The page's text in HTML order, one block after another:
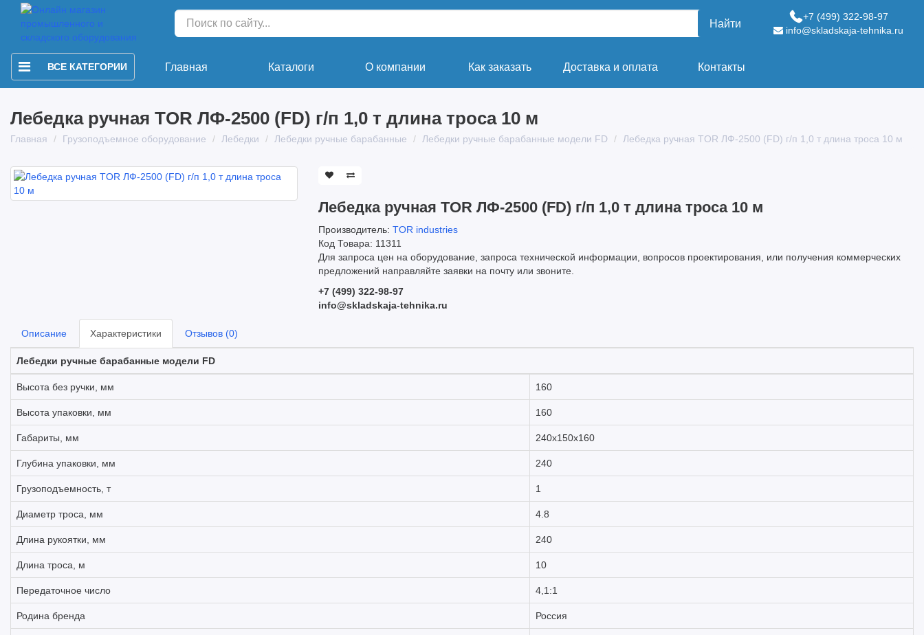
Найти
+7 (499) 322-98-97
info@skladskaja-tehnika.ru
ВСЕ КАТЕГОРИИ Главная Каталоги О компании Как заказать Доставка и оплата Контакты
Лебедка ручная TOR ЛФ-2500 (FD) г/п 1,0 т длина троса 10 м
Главная Грузоподъемное оборудование Лебедки Лебедки ручные барабанные Лебедки ручные барабанные модели FD Лебедка ручная TOR ЛФ-2500 (FD) г/п 1,0 т длина троса 10 м
Лебедка ручная TOR ЛФ-2500 (FD) г/п 1,0 т длина троса 10 м
Производитель: TOR industries
Код Товара: 11311
Для запроса цен на оборудование, запроса технической информации, вопросов проектирования, или получения коммерческих
предложений направляйте заявки на почту или звоните.
+7 (499) 322-98-97
info@skladskaja-tehnika.ru
Описание Характеристики Отзывов (0)
Лебедки ручные барабанные модели FD
Высота без ручки, мм 160
Высота упаковки, мм 160
Габариты, мм 240х150х160
Глубина упаковки, мм 240
Грузоподъемность, т 1
Диаметр троса, мм 4.8
Длина рукоятки, мм 240
Длина троса, м 10
Передаточное число 4,1:1
Родина бренда Россия